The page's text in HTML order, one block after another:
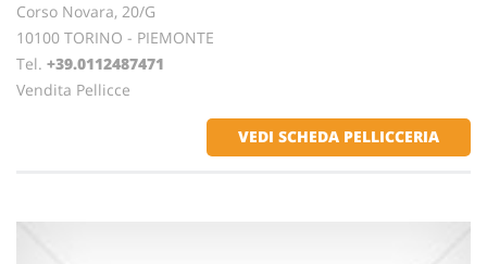
Corso Novara, 20/G
10100 TORINO - PIEMONTE
Tel. +39.0112487471
Vendita Pellicce
VEDI SCHEDA PELLICCERIA